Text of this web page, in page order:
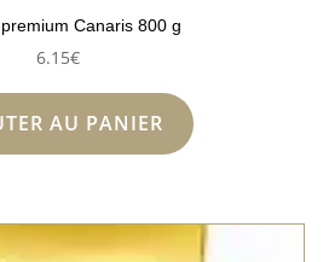
Canaris 800 g
6.15€
AU PANIER